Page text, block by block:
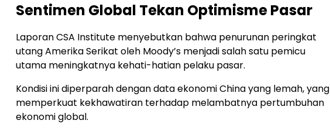
Sentimen Global Tekan Optimisme Pasar
Laporan CSA Institute menyebutkan bahwa penurunan peringkat
utang Amerika Serikat oleh Moody’s menjadi salah satu pemicu
utama meningkatnya kehati-hatian pelaku pasar.
Kondisi ini diperparah dengan data ekonomi China yang lemah, yang
memperkuat kekhawatiran terhadap melambatnya pertumbuhan
ekonomi global.